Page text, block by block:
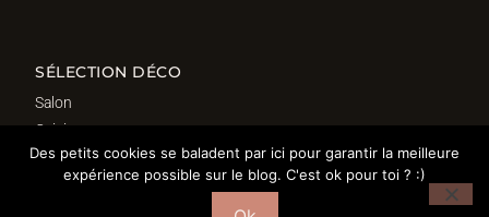
SÉLECTION DÉCO
Salon
Cuisine
Salle de bain
Chambre
Des petits cookies se baladent par ici pour garantir la meilleure
expérience possible sur le blog. C'est ok pour toi ? :)